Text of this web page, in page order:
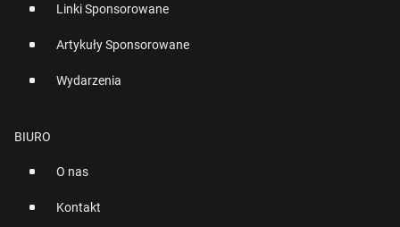
Linki Sponsorowane
Artykuły Sponsorowane
Wydarzenia
BIURO
O nas
Kontakt